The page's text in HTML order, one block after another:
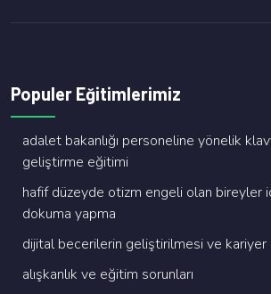
Populer Eğitimlerimiz
adalet bakanliği personeli̇ne yöneli̇k
geli̇şti̇rme eği̇ti̇mi̇
hafi̇f düzeyde oti̇zm engeli̇ olan bi̇reyler
dokuma yapma
di̇ji̇tal beceri̇leri̇n geli̇şti̇ri̇lmesi̇ ve
alişkanlik ve eği̇ti̇m sorunlari